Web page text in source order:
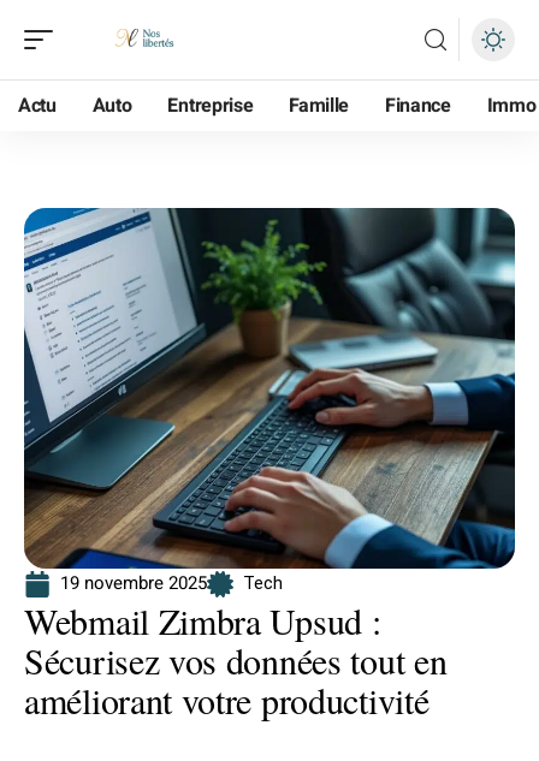
Actu Auto Entreprise Famille Finance Immo
19 novembre 2025 Tech
Webmail Zimbra Upsud :
Sécurisez vos données tout en
améliorant votre productivité